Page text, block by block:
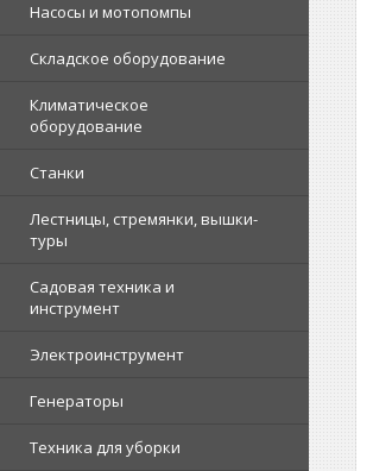
Насосы и мотопомпы
Складское оборудование
Климатическое
оборудование
Станки
Лестницы, стремянки, вышки-
туры
Садовая техника и
инструмент
Электроинструмент
Генераторы
Техника для уборки